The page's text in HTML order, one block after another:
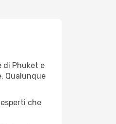
di Phuket e
Qualunque
che